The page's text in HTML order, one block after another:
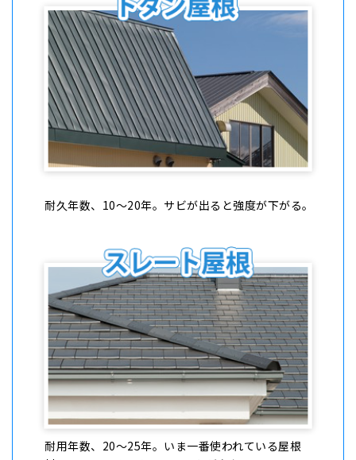
耐久年数、10〜20年。サビが出ると強度が下がる。
耐⽤年数、20〜25年。いま一番使われている屋根